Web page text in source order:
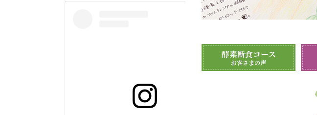
酵素断食コース
お客さまの声